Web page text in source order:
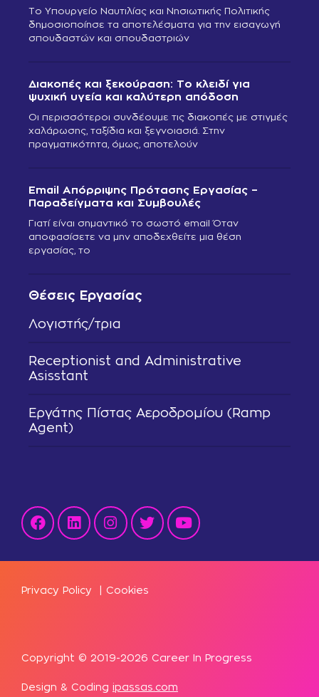
Θέσεις Εργασίας
Λογιστής/τρια
Receptionist and Administrative
Asisstant
Εργάτης Πίστας Αεροδρομίου (Ramp
Agent)
Το Υπουργείο Ναυτιλίας και Νησιωτικής Πολιτικής
δημοσιοποίησε τα αποτελέσματα για την εισαγωγή
σπουδαστών και σπουδαστριών
Διακοπές και ξεκούραση: Το κλειδί για
ψυχική υγεία και καλύτερη απόδοση
Οι περισσότεροι συνδέουμε τις διακοπές με στιγμές
χαλάρωσης, ταξίδια και ξεγνοιασιά. Στην
πραγματικότητα, όμως, αποτελούν
Email Απόρριψης Πρότασης Εργασίας –
Παραδείγματα και Συμβουλές
Γιατί είναι σημαντικό το σωστό email Όταν
αποφασίσετε να μην αποδεχθείτε μια θέση
εργασίας, το
Copyright © 2019-2026 Career In Progress
Design & Coding ipassas.com
Privacy Policy | Cookies